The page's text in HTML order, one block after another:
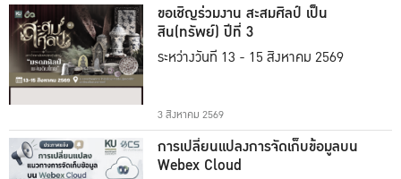
ขอเชิญร่วมงาน สะสมศิลป์ เป็น
สิน(ทรัพย์) ปีที่ 3
ระหว่างวันที่ 13 - 15 สิงหาคม 2569
3 สิงหาคม 2569
การเปลี่ยนแปลงการจัดเก็บข้อมูลบน
Webex Cloud